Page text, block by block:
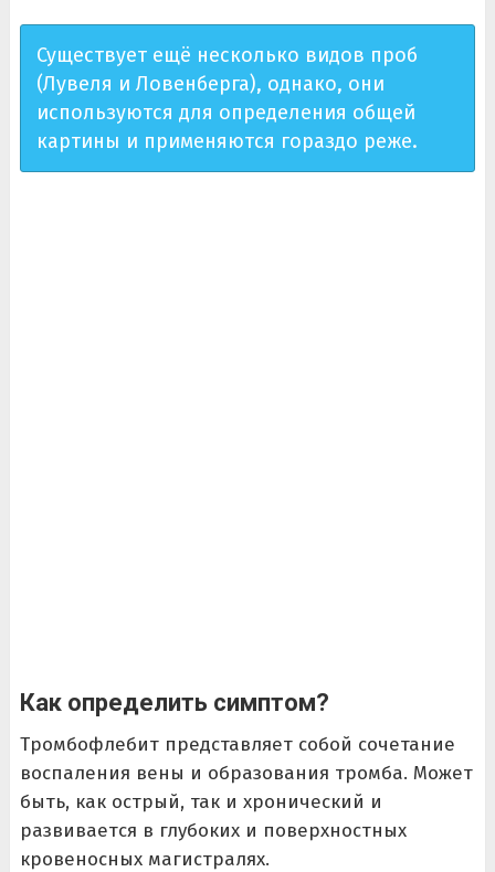
Существует ещё несколько видов проб
(Лувеля и Ловенберга), однако, они
используются для определения общей
картины и применяются гораздо реже.
Как определить симптом?
Тромбофлебит представляет собой сочетание
воспаления вены и образования тромба. Может
быть, как острый, так и хронический и
развивается в глубоких и поверхностных
кровеносных магистралях.